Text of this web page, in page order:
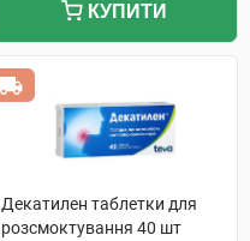
КУПИТИ
Декатилен таблетки для
розсмоктування 40 шт